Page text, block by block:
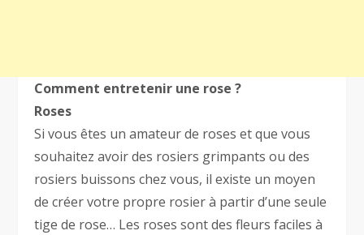
Comment entretenir une rose ?
Roses
Si vous êtes un amateur de roses et que vous
souhaitez avoir des rosiers grimpants ou des
rosiers buissons chez vous, il existe un moyen
de créer votre propre rosier à partir d’une seule
tige de rose… Les roses sont des fleurs faciles à